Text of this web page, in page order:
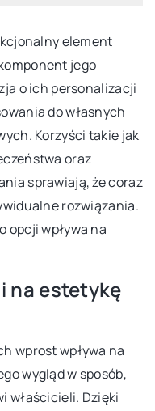
element
jego
o ich personalizacji
do własnych
Korzyści takie jak
oraz
sprawiają, że coraz
rozwiązania.
opcji wpływa na
na estetykę
wprost wpływa na
wygląd w sposób,
właścicieli. Dzięki